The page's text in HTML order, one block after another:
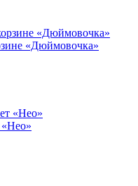
«Дюймовочка»